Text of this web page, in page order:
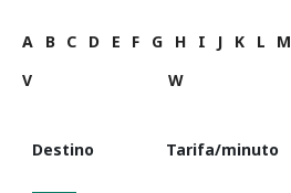
A B C D E F G H I J K L M
V
W
Destino Tarifa/minuto